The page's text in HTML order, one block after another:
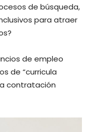
de búsqueda,
para atraer
de empleo
de “curricula
contratación